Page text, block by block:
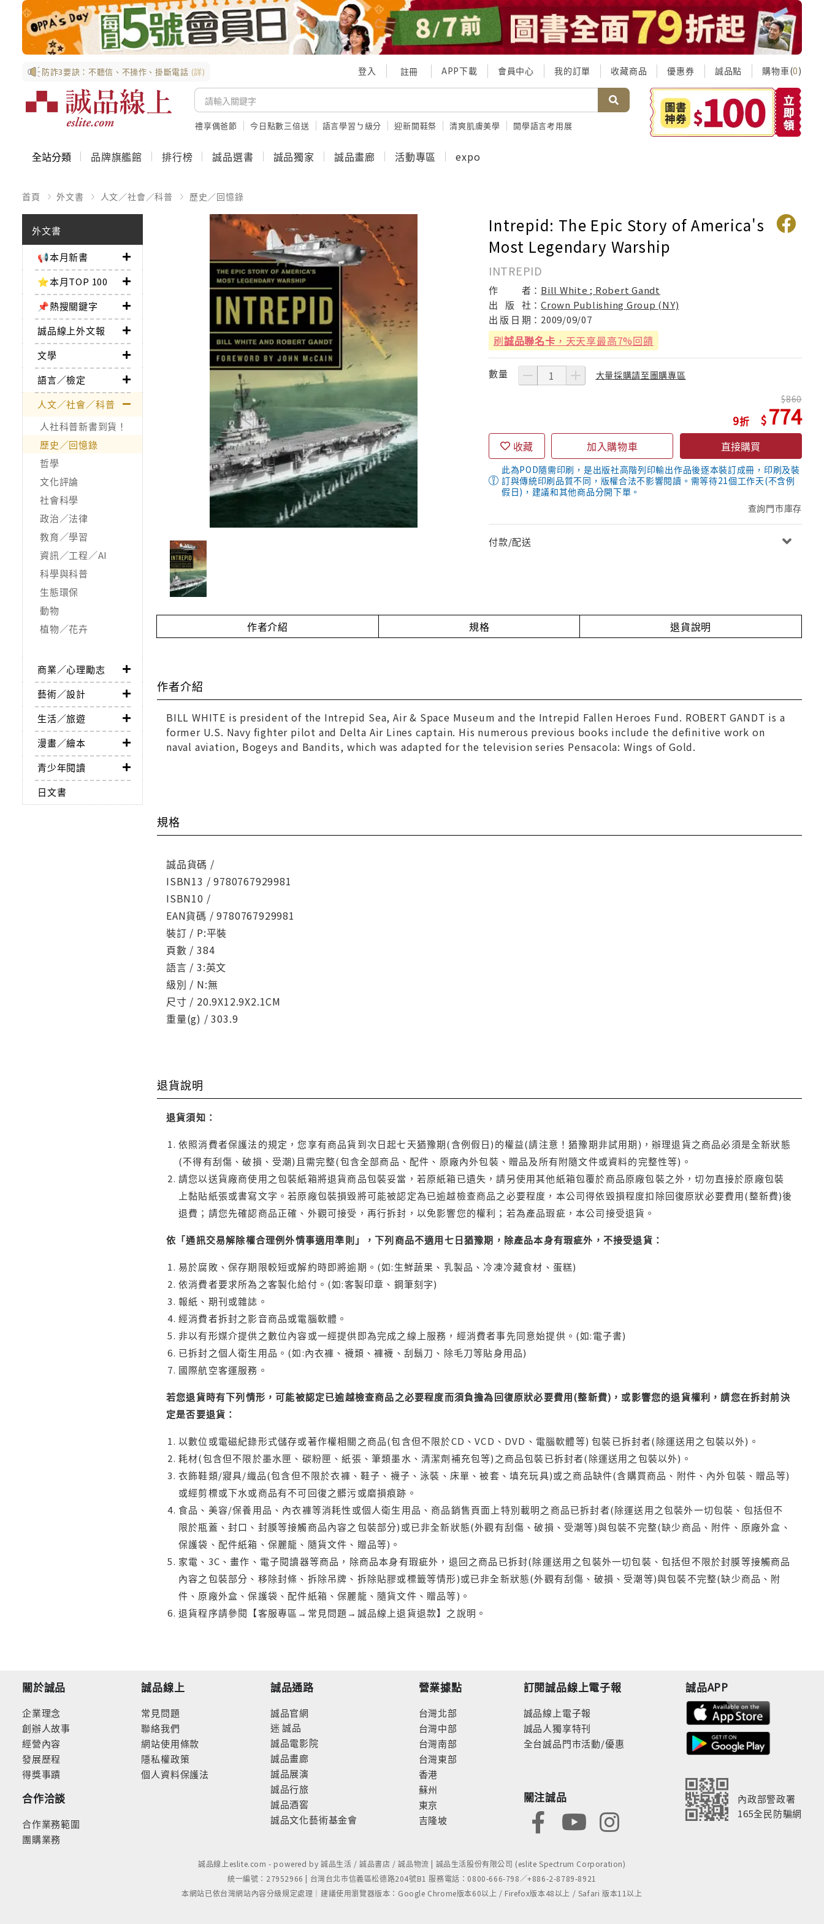
防詐3要訣：不聽信、不操作、掛斷電話 (詳) 登入 註冊 APP下載 會員中心 我的訂單 收藏商品 優惠券 誠品點 購物車(0)
禮享偶爸節 今日點數三倍送 語言學習ㄅ級分 迎新開鞋祭 清爽肌膚美學 開學語言考用展
全站分類 品牌旗艦館 排行榜 誠品選書 誠品獨家 誠品畫廊 活動專區 expo
首頁 外文書 人文／社會／科普 歷史／回憶錄
外文書
📢本月新書
⭐本月TOP 100
📌熱搜關鍵字
誠品線上外文報
文學
語言／檢定
人文／社會／科普
人社科普新書到貨！
歷史／回憶錄
哲學
文化評論
社會科學
政治／法律
教育／學習
資訊／工程／AI
科學與科普
生態環保
動物
植物／花卉
商業／心理勵志
藝術／設計
生活／旅遊
漫畫／繪本
青少年閱讀
日文書
Intrepid: The Epic Story of America's
Most Legendary Warship
INTREPID
作 者： Bill White ; Robert Gandt
出
版 社：Crown Publishing Group (NY)
出 版 日 期： 2009/09/07
刷誠品聯名卡 ，天天享最高7%回饋
數量 大量採購請至團購專區
9
860
774
收藏 加入購物車 直接購買
此為POD隨需印刷，是出版社高階列印輸出作品後逐本裝訂成冊，印刷及裝
訂與傳統印刷品質不同，版權合法不影響閱讀。需等待21個工作天(不含例
假日)，建議和其他商品分開下單。
查詢門市庫存
付款/配送
作者介紹 規格 退貨說明
作者介紹
BILL WHITE is president of the Intrepid Sea, Air & Space Museum and the Intrepid Fallen Heroes Fund. ROBERT GANDT is a
former U.S. Navy fighter pilot and Delta Air Lines captain. His numerous previous books include the definitive work on
naval aviation, Bogeys and Bandits, which was adapted for the television series Pensacola: Wings of Gold.
規格
誠品貨碼 /
ISBN13 / 9780767929981
ISBN10 /
EAN貨碼 / 9780767929981
裝訂 / P:平裝
頁數 / 384
語言 / 3:英文
級別 / N:無
尺寸 / 20.9X12.9X2.1CM
重量(g) / 303.9
退貨說明
退貨須知：
依照消費者保護法的規定，您享有商品貨到次日起七天猶豫期(含例假日)的權益(請注意！猶豫期非試用期)，辦理退貨之商品必須是全新狀態
(不得有刮傷、破損、受潮)且需完整(包含全部商品、配件、原廠內外包裝、贈品及所有附隨文件或資料的完整性等)。
請您以送貨廠商使用之包裝紙箱將退貨商品包裝妥當，若原紙箱已遺失，請另使用其他紙箱包覆於商品原廠包裝之外，切勿直接於原廠包裝
上黏貼紙張或書寫文字。若原廠包裝損毀將可能被認定為已逾越檢查商品之必要程度，本公司得依毀損程度扣除回復原狀必要費用(整新費)後
退費；請您先確認商品正確、外觀可接受，再行拆封，以免影響您的權利；若為產品瑕疵，本公司接受退貨。
依「通訊交易解除權合理例外情事適用準則」，下列商品不適用七日猶豫期，除產品本身有瑕疵外，不接受退貨：
易於腐敗、保存期限較短或解約時即將逾期。(如:生鮮蔬果、乳製品、冷凍冷藏食材、蛋糕)
依消費者要求所為之客製化給付。(如:客製印章、鋼筆刻字)
報紙、期刊或雜誌。
經消費者拆封之影音商品或電腦軟體。
非以有形媒介提供之數位內容或一經提供即為完成之線上服務，經消費者事先同意始提供。(如:電子書)
已拆封之個人衛生用品。(如:內衣褲、襪類、褲襪、刮鬍刀、除毛刀等貼身用品)
國際航空客運服務。
若您退貨時有下列情形，可能被認定已逾越檢查商品之必要程度而須負擔為回復原狀必要費用(整新費)，或影響您的退貨權利，請您在拆封前決
定是否要退貨：
以數位或電磁紀錄形式儲存或著作權相關之商品(包含但不限於CD、VCD、DVD、電腦軟體等) 包裝已拆封者(除運送用之包裝以外)。
耗材(包含但不限於墨水匣、碳粉匣、紙張、筆類墨水、清潔劑補充包等)之商品包裝已拆封者(除運送用之包裝以外)。
衣飾鞋類/寢具/織品(包含但不限於衣褲、鞋子、襪子、泳裝、床單、被套、填充玩具)或之商品缺件(含購買商品、附件、內外包裝、贈品等)
或經剪標或下水或商品有不可回復之髒污或磨損痕跡。
食品、美容/保養用品、內衣褲等消耗性或個人衛生用品、商品銷售頁面上特別載明之商品已拆封者(除運送用之包裝外一切包裝、包括但不
限於瓶蓋、封口、封膜等接觸商品內容之包裝部分)或已非全新狀態(外觀有刮傷、破損、受潮等)與包裝不完整(缺少商品、附件、原廠外盒、
保護袋、配件紙箱、保麗龍、隨貨文件、贈品等)。
家電、3C、畫作、電子閱讀器等商品，除商品本身有瑕疵外，退回之商品已拆封(除運送用之包裝外一切包裝、包括但不限於封膜等接觸商品
內容之包裝部分、移除封條、拆除吊牌、拆除貼膠或標籤等情形)或已非全新狀態(外觀有刮傷、破損、受潮等)與包裝不完整(缺少商品、附
件、原廠外盒、保護袋、配件紙箱、保麗龍、隨貨文件、贈品等)。
退貨程序請參閱【客服專區→常見問題→誠品線上退貨退款】之說明。
關於誠品
企業理念
創辦人故事
經營內容
發展歷程
得獎事蹟
合作洽談
合作業務範圍
團購業務
誠品線上
常見問題
聯絡我們
網站使用條款
隱私權政策
個人資料保護法
誠品通路
誠品官網
迷 誠品
誠品電影院
誠品畫廊
誠品展演
誠品行旅
誠品酒窖
誠品文化藝術基金會
營業據點
台灣北部
台灣中部
台灣南部
台灣東部
香港
蘇州
東京
吉隆坡
訂閱誠品線上電子報
誠品線上電子報
誠品人獨享特刊
全台誠品門市活動/優惠
關注誠品
誠品APP
內政部警政署
165全民防騙網
誠品線上eslite.com - powered by 誠品生活 / 誠品書店 / 誠品物流 | 誠品生活股份有限公司 (eslite Spectrum Corporation)
統一編號：27952966 | 台灣台北市信義區松德路204號B1 服務電話：0800-666-798／+886-2-8789-8921
本網站已依台灣網站內容分級規定處理｜建議使用瀏覽器版本：Google Chrome版本60以上 / Firefox版本48以上 / Safari 版本11以上